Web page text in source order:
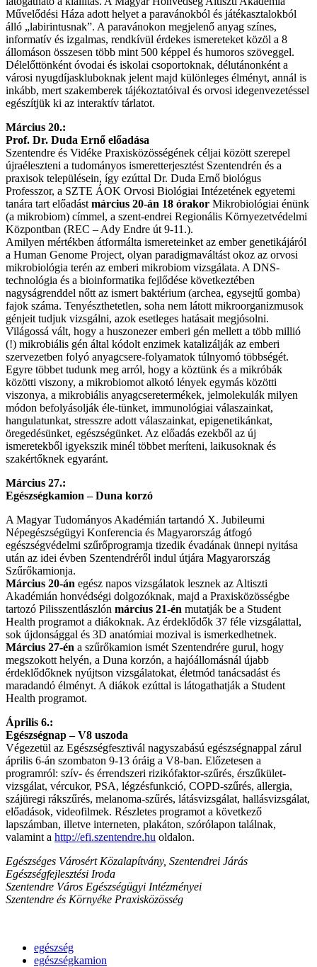
Művelődési Háza adott helyet a paravánokból és játékasztalokból
álló „labirintusnak”. A paravánokon megjelenő anyag színes,
informatív és izgalmas, rendkívül érdekes ismereteket közöl a 8
állomáson összesen több mint 500 képpel és humoros szöveggel.
Délelőttönként óvodai és iskolai csoportoknak, délutánonként a
városi nyugdíjaskluboknak jelent majd különleges élményt, annál is
inkább, mert szakemberek tájékoztatóival és orvosi idegenvezetéssel
egészítjük ki az interaktív tárlatot.
Március 20.:
Prof. Dr. Duda Ernő előadása
Szentendre és Vidéke Praxisközösségének céljai között szerepel
újraéleszteni a tudományos ismeretterjesztést Szentendrén és a
praxisok településein, így ezúttal Dr. Duda Ernő biológus
Professzor, a SZTE ÁOK Orvosi Biológiai Intézetének egyetemi
tanára tart előadást március 20-án 18 órakor Mikrobiológiai énünk
(a mikrobiom) címmel, a szent-endrei Regionális Környezetvédelmi
Központban (REC – Ady Endre út 9-11.).
Amilyen mértékben átformálta ismereteinket az ember genetikájáról
a Human Genome Project, olyan paradigmaváltást okoz az orvosi
mikrobiológia terén az emberi mikrobiom vizsgálata. A DNS-
technológia és a bioinformatika fejlődése következtében
nagyságrenddel nőtt az ismert baktérium (archea, egysejtű gomba)
fajok száma. Tenyészthetetlen, soha nem látott mikroorganizmusok
génjeit tudjuk vizsgálni, azok esetleges hatásait megjósolni.
Világossá vált, hogy a huszonezer emberi gén mellett a több millió
(!) mikrobiális gén által kódolt enzimek katalizálják az emberi
szervezetben folyó anyagcsere-folyamatok túlnyomó többségét.
Egyre többet tudunk meg arról, hogy a köztünk és a mikróbák
közötti viszony, a mikrobiomot alkotó lények egymás közötti
viszonya, a mikrobiális anyagcseretermékek, jelmolekulák milyen
módon befolyásolják éle-tünket, immunológiai válaszainkat,
hangulatunkat, stresszre adott válaszainkat, epigenetikánkat,
öregedésünket, egészségünket. Az előadás ezekből az új
ismeretekből igyekszik minél többet meríteni, laikusoknak és
szakértőknek egyaránt.
Március 27.:
Egészségkamion – Duna korzó
A Magyar Tudományos Akadémián tartandó X. Jubileumi
Népegészségügyi Konferencia és Magyarország átfogó
egészségvédelmi szűrőprogramja tizedik évadának ünnepi nyitása
után az idei évben Szentendréről indul útjára Magyarország
Szűrőkamionja.
Március 20-án egész napos vizsgálatok lesznek az Altiszti
Akadémián honvédségi dolgozóknak, majd a Praxisközösségbe
tartozó Pilisszentlászlón március 21-én mutatják be a Student
Health programot a diákoknak. Az érdeklődők 37 féle vizsgálattal,
sok újdonsággal és 3D anatómiai mozival is ismerkedhetnek.
Március 27-én a szűrőkamion ismét Szentendrére gurul, hogy
megszokott helyén, a Duna korzón, a hajóállomásnál újabb
érdeklődőknek nyújtson vizsgálatokat, életmód tanácsadást és
maradandó élményt. A diákok ezúttal is látogathatják a Student
Health programot.
Április 6.:
Egészségnap – V8 uszoda
Végezetül az Egészségfesztivál nagyszabású egészségnappal zárul
április 6-án szombaton 9-13 óráig a V8-ban. Előzetesen a
programról: szív- és érrendszeri rizikófaktor-szűrés, érszűkület-
vizsgálat, vércukor, PSA, légzésfunkció, COPD-szűrés, allergia,
szájüregi rákszűrés, melanoma-szűrés, látásvizsgálat, hallásvizsgálat,
előadások, videofilmek. Részletes programot a következő
lapszámban, illetve interneten, plakáton, szórólapon találnak,
valamint a http://efi.szentendre.hu oldalon.
Egészséges Városért Közalapítvány, Szentendrei Járás
Egészségfejlesztési Iroda
Szentendre Város Egészségügyi Intézményei
Szentendre és Környéke Praxisközösség
egészség
egészségkamion